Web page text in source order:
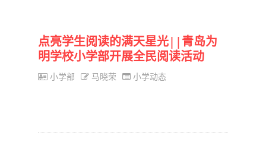
点亮学生阅读的满天星光||青岛为
明学校小学部开展全民阅读活动
小学部 马晓荣 小学动态